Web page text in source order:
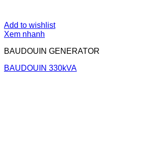
Add to wishlist
Xem nhanh
BAUDOUIN GENERATOR
BAUDOUIN 330kVA